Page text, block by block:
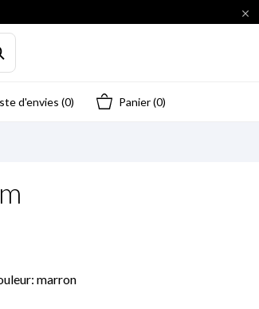

d'envies (0) Panier(0)
marron